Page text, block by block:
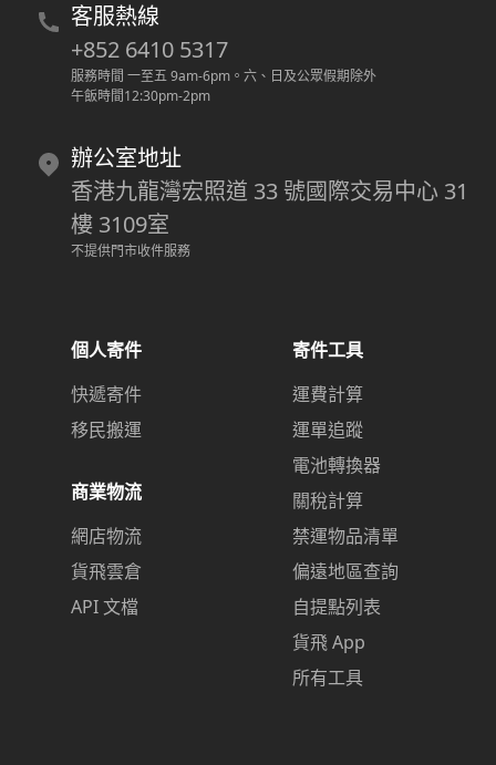
客服熱線
+852 6410 5317
服務時間 一至五 9am-6pm 。 六、日及公眾假期除外
午飯時間12:30pm-2pm
辦公室地址
香港九龍灣宏照道 33 號國際交易中心 31
樓 3109室
不提供門市收件服務
個人寄件
快遞寄件
移民搬運
商業物流
網店物流
貨飛雲倉
API 文檔
寄件工具
運費計算
運單追蹤
電池轉換器
關稅計算
禁運物品清單
偏遠地區查詢
自提點列表
貨飛 App
所有工具